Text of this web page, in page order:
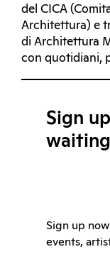
del CICA
Architettura) e
di Architettura
con quotidiani,
Sign
Sign up
events,